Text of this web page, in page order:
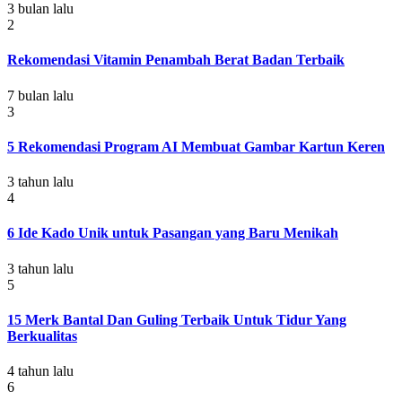
3 bulan lalu
2
Rekomendasi Vitamin Penambah Berat Badan Terbaik
7 bulan lalu
3
5 Rekomendasi Program AI Membuat Gambar Kartun Keren
3 tahun lalu
4
6 Ide Kado Unik untuk Pasangan yang Baru Menikah
3 tahun lalu
5
15 Merk Bantal Dan Guling Terbaik Untuk Tidur Yang
Berkualitas
4 tahun lalu
6